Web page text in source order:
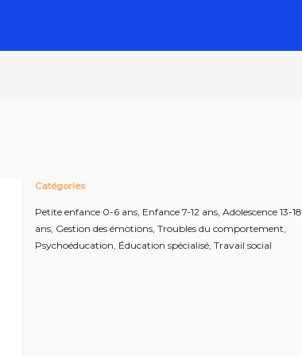
Catégories
Petite enfance 0-6 ans, Enfance 7-12 ans, Adolescence 13-18
ans, Gestion des émotions, Troubles du comportement,
Psychoéducation, Éducation spécialisé, Travail social